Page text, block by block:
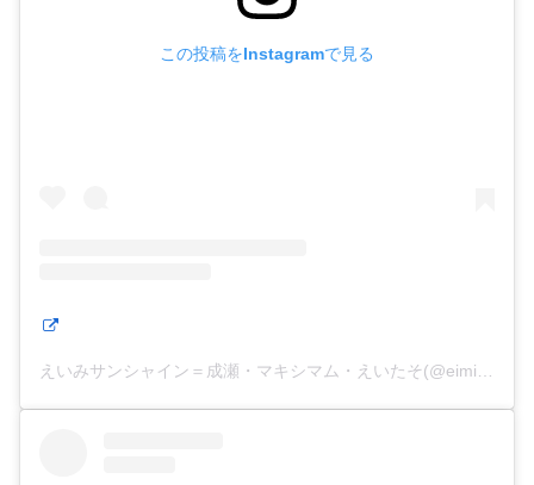
この投稿をInstagramで見る